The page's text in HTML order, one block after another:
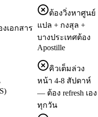
เอกสาร
ต้องวิ่งหาศูนย์
แปล + กงสุล +
บางประเทศต้อง
Apostille
คิวเต็มล่วง
หน้า 4-8 สัปดาห์
— ต้อง refresh เอง
ทุกวัน